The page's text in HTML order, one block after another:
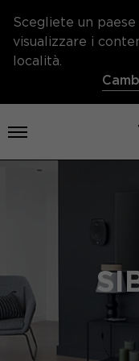
Scegliete un
visualizzare i
località.
Aprire il menu